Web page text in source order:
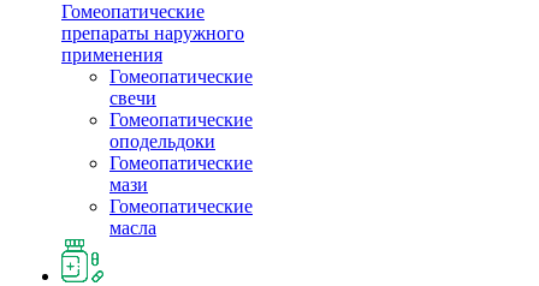
Гомеопатические
препараты наружного
применения
Гомеопатические
свечи
Гомеопатические
оподельдоки
Гомеопатические
мази
Гомеопатические
масла